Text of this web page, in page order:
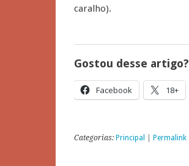
caralho).
Gostou desse artigo?
Facebook 18+
Categorias: Principal Permalink